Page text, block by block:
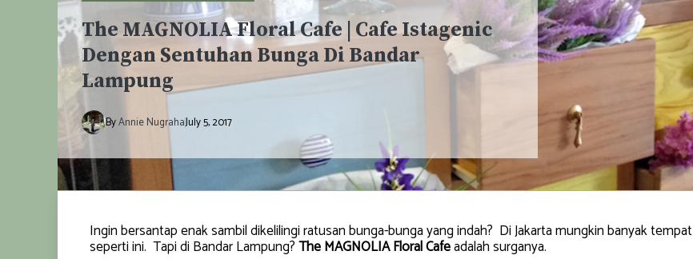
The MAGNOLIA Floral Cafe | Cafe Istagenic
Dengan Sentuhan Bunga Di Bandar
Lampung
ByAnnie NugrahaJuly 5, 2017
Ingin bersantap enak sambil dikelilingi ratusan bunga-bunga yang indah? Di Jakarta mungkin banyak tempat
seperti ini. Tapi di Bandar Lampung?The MAGNOLIA Floral Cafeadalah surganya.